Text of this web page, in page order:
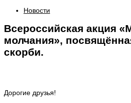
Новости
Всероссийская акция
молчания»,
скорби.
Дорогие друзья!